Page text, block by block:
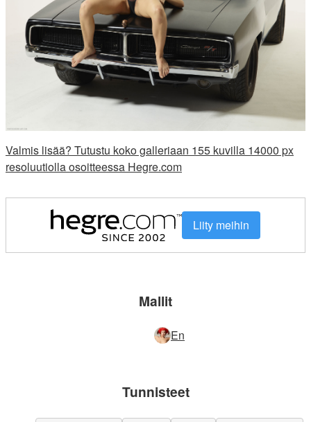
Valmis lisää? Tutustu koko galleriaan 155 kuvilla 14000 px
resoluutiolla osoitteessa Hegre.com
Liity meihin
Mallit
En
Tunnisteet